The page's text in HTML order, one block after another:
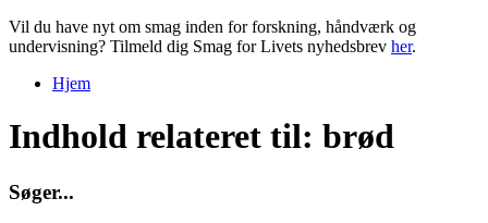
Vil du have nyt om smag inden for forskning, håndværk og
undervisning? Tilmeld dig Smag for Livets nyhedsbrev her.
Hjem
Indhold relateret til: brød
Søger...